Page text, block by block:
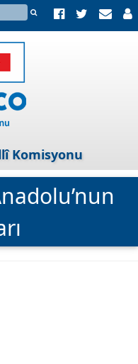
Komisyonu